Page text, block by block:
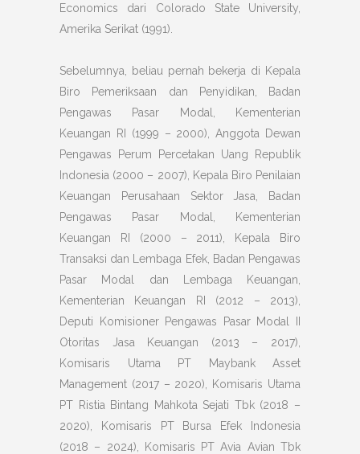
Economics dari Colorado State University,
Amerika Serikat (1991).
Sebelumnya, beliau pernah bekerja di Kepala
Biro Pemeriksaan dan Penyidikan, Badan
Pengawas Pasar Modal, Kementerian
Keuangan RI (1999 – 2000), Anggota Dewan
Pengawas Perum Percetakan Uang Republik
Indonesia (2000 – 2007), Kepala Biro Penilaian
Keuangan Perusahaan Sektor Jasa, Badan
Pengawas Pasar Modal, Kementerian
Keuangan RI (2000 – 2011), Kepala Biro
Transaksi dan Lembaga Efek, Badan Pengawas
Pasar Modal dan Lembaga Keuangan,
Kementerian Keuangan RI (2012 – 2013),
Deputi Komisioner Pengawas Pasar Modal II
Otoritas Jasa Keuangan (2013 – 2017),
Komisaris Utama PT Maybank Asset
Management (2017 – 2020), Komisaris Utama
PT Ristia Bintang Mahkota Sejati Tbk (2018 –
2020), Komisaris PT Bursa Efek Indonesia
(2018 – 2024), Komisaris PT Avia Avian Tbk